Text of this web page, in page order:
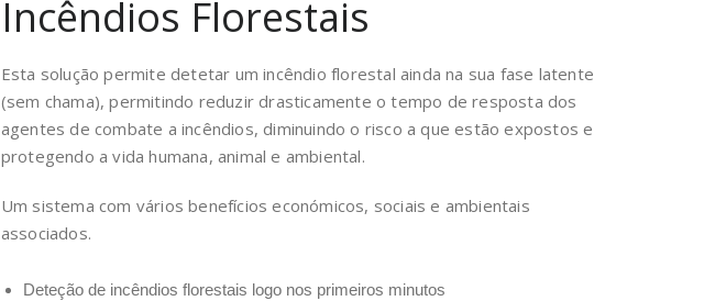
Incêndios Florestais
Esta solução permite detetar um incêndio florestal ainda na sua fase latente
(sem chama), permitindo reduzir drasticamente o tempo de resposta dos
agentes de combate a incêndios, diminuindo o risco a que estão expostos e
protegendo a vida humana, animal e ambiental.
Um sistema com vários benefícios económicos, sociais e ambientais
associados.
Deteção de incêndios florestais logo nos primeiros minutos